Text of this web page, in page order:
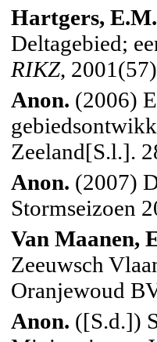
Hartgers,
Deltagebied;
RIKZ, 2001(57
Anon. (2006)
Zeeland[S.l.].
Anon. (2007)
Stormseizoen
Van Maanen,
Zeeuwsch
Oranjewoud
Anon. ([S.d.])